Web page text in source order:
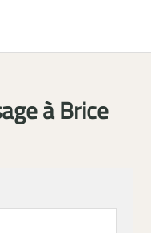
à Brice